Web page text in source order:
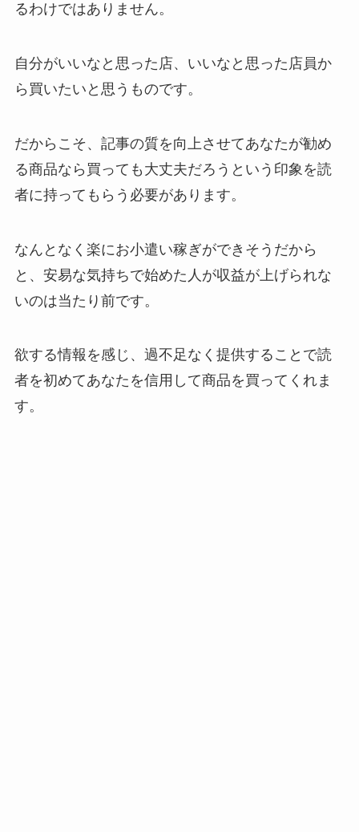
るわけではありません。
自分がいいなと思った店、いいなと思った店員か
ら買いたいと思うものです。
だからこそ、記事の質を向上させてあなたが勧め
る商品なら買っても大丈夫だろうという印象を読
者に持ってもらう必要があります。
なんとなく楽にお小遣い稼ぎができそうだから
と、安易な気持ちで始めた人が収益が上げられな
いのは当たり前です。
欲する情報を感じ、過不足なく提供することで読
者を初めてあなたを信用して商品を買ってくれま
す。